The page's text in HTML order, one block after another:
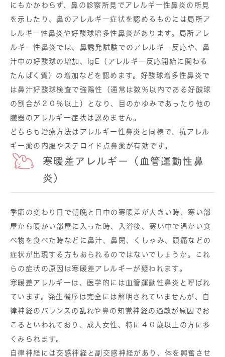
にもかかわらず、鼻の診察所見でアレルギー性鼻炎の所見
を示したり、鼻のアレルギー症状を認めるものには局所ア
レルギー性鼻炎や好酸球増多性鼻炎があります。局所アレ
ルギー性鼻炎では、鼻誘発試験でのアレルギー反応や、鼻
汁中の好酸球の増加、IgE（アレルギー反応開始に関わる
たんぱく質）の増加などを認めます。好酸球増多性鼻炎で
は鼻汁好酸球検査で強陽性（通常は数％以内である好酸球
の割合が２０％以上）となり、目のかゆみであったり他の
臓器のアレルギー症状は認めません。
どちらも治療方法はアレルギー性鼻炎と同様で、抗アレル
ギー薬の内服やステロイド点鼻薬が有効です。
寒暖差アレルギー（血管運動性鼻
炎）
季節の変わり目で朝晩と日中の寒暖差が大きい時、寒い部
屋から暖かい部屋に入った時、入浴後、寒い中で温かい食
べ物を食べた時などに鼻汁、鼻閉、くしゃみ、頭痛などの
症状が出現する方もおられるのではないでしょうか。これ
らの症状の原因は寒暖差アレルギーが疑われます。
寒暖差アレルギーは、医学的には血管運動性鼻炎と呼ばれ
ています。発生機序は完全には解明されていませんが、自
律神経のバランスの乱れや鼻の知覚神経の過敏が原因でお
こるといわれており、成人女性、特に４０歳以上の方に多
くみられます。
自律神経には交感神経と副交感神経があり、体を興奮させ